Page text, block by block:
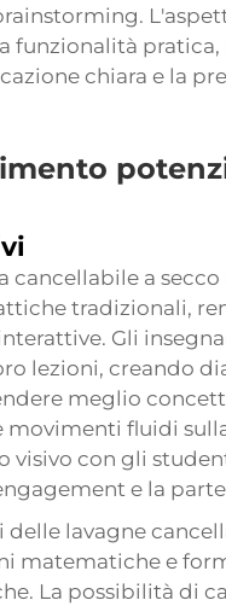
funzionalità
chiara e la
cancellabile a
tradizionali,
Gli
lezioni, creando
meglio
fluidi
con gli
e la
delle lavagne
matematiche e
La possibilità di